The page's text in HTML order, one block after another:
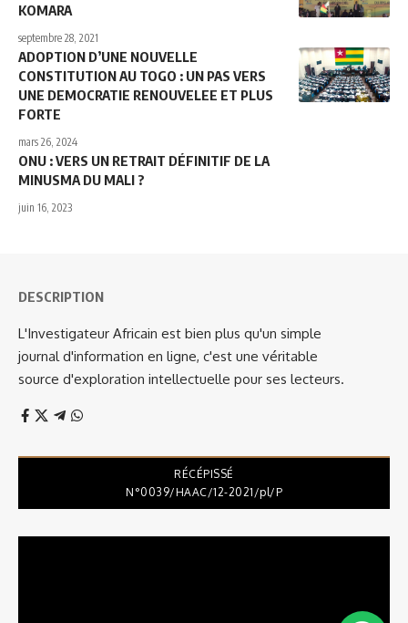
KOMARA
septembre 28, 2021
ADOPTION D’UNE NOUVELLE
CONSTITUTION AU TOGO : UN PAS VERS
UNE DEMOCRATIE RENOUVELEE ET PLUS
FORTE
mars 26, 2024
ONU : VERS UN RETRAIT DÉFINITIF DE LA
MINUSMA DU MALI ?
juin 16, 2023
DESCRIPTION
L'Investigateur Africain est bien plus qu'un simple
journal d'information en ligne, c'est une véritable
source d'exploration intellectuelle pour ses lecteurs.
RÉCÉPISSÉ
N°0039/HAAC/12-2021/pl/P